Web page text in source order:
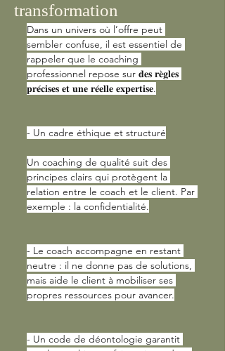
transformation
Dans un univers où l’offre peut
sembler confuse, il est essentiel de
rappeler que le coaching
professionnel repose sur 𝐝𝐞𝐬 𝐫𝐞̀𝐠𝐥𝐞𝐬
𝐩𝐫𝐞́𝐜𝐢𝐬𝐞𝐬 𝐞𝐭 𝐮𝐧𝐞 𝐫𝐞́𝐞𝐥𝐥𝐞 𝐞𝐱𝐩𝐞𝐫𝐭𝐢𝐬𝐞.
- Un cadre éthique et structuré
Un coaching de qualité suit des
principes clairs qui protègent la
relation entre le coach et le client. Par
exemple : la confidentialité.
- Le coach accompagne en restant
neutre : il ne donne pas de solutions,
mais aide le client à mobiliser ses
propres ressources pour avancer.
- Un code de déontologie garantit